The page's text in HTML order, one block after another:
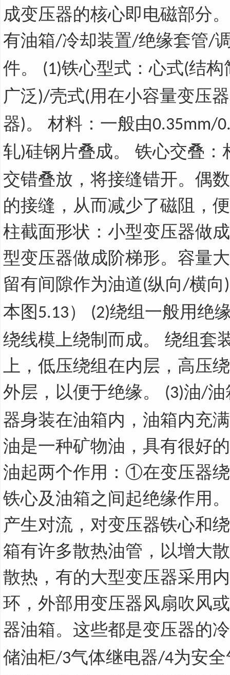
成变压器的核心即电磁部分
有油箱/冷却装置/绝缘套管/
件。 (1)铁心型式：心式(结构
广泛 )/壳式(用在小容量变压
器)。 材料：一般由0.35mm/
轧)硅钢片叠成。 铁心交叠：
交错叠放，将接缝错开。偶
的接缝，从而减少了磁阻，
柱截面形状：小型变压器做
型变压器做成阶梯形。容量
留有间隙作为油道(纵向/横向 )
本图 5.13） (2)绕组一般用绝
绕线模上绕制而成。 绕组套
上，低压绕组在内层，高压
外层，以便于绝缘。 (3)油/油
器身装在油箱内，油箱内充
油是一种矿物油，具有很好
油起两个作用：①在变压器
铁心及油箱之间起绝缘作用
产生对流，对变压器铁心和
箱有许多散热油管，以增大
散热，有的大型变压器采用
环，外部用变压器风扇吹风
器油箱。这些都是变压器的
储油柜/3气体继电器/4为安